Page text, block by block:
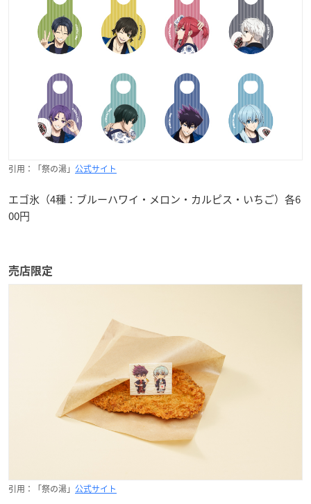
引用：「祭の湯」 公式サイト
エゴ氷（4種：ブルーハワイ・メロン・カルピス・いちご）各6
00円
売店限定
引用：「祭の湯」 公式サイト